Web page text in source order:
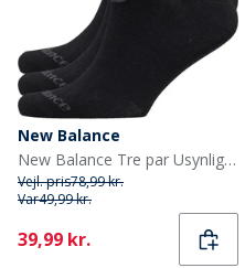
New Balance
New Balance Tre par Usynlige Strømper Sort
Vejl. pris78,99 kr.
Var49,99 kr.
Current
39,99 kr.